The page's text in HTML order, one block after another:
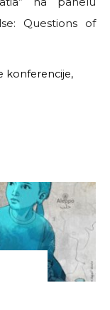
Questions of
konferencije,